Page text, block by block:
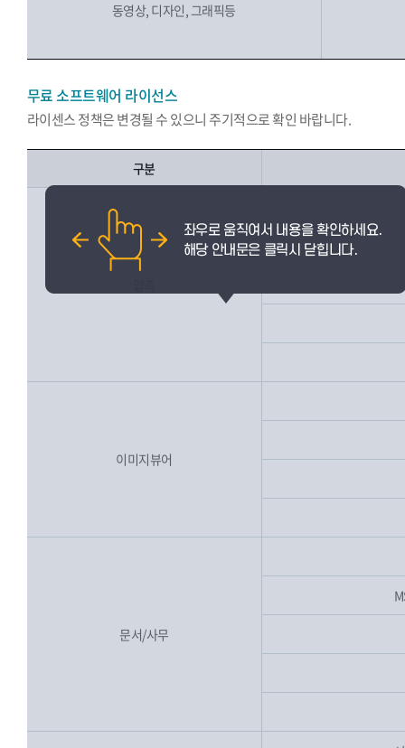
동영상, 디자인, 그래픽등
무료 소프트웨어 라이선스
라이센스 정책은 변경될 수 있으니 주기적으로 확인 바랍니다.
구분
이미지뷰어
문서/사무